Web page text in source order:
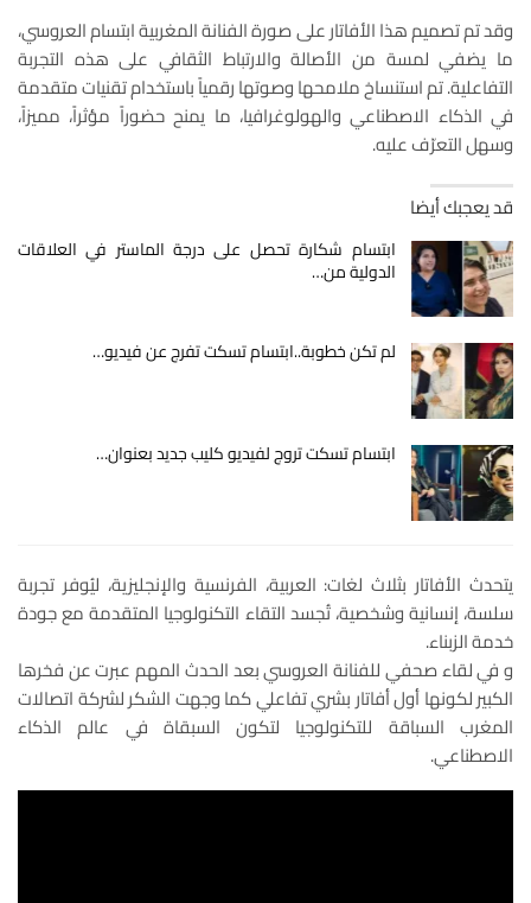
وقد تم تصميم هذا الأفاتار على صورة الفنانة المغربية ابتسام العروسي،
ما يضفي لمسة من الأصالة والارتباط الثقافي على هذه التجربة
التفاعلية. تم استنساخ ملامحها وصوتها رقمياً باستخدام تقنيات متقدمة
في الذكاء الاصطناعي والهولوغرافيا، ما يمنح حضوراً مؤثراً، مميزاً،
وسهل التعرّف عليه.
قد يعجبك أيضا
ابتسام شكارة تحصل على درجة الماستر في العلاقات
الدولية من…
لم تكن خطوبة..ابتسام تسكت تفرج عن فيديو…
ابتسام تسكت تروج لفيديو كليب جديد بعنوان…
يتحدث الأفاتار بثلاث لغات: العربية، الفرنسية والإنجليزية، ليُوفر تجربة
سلسة، إنسانية وشخصية، تُجسد التقاء التكنولوجيا المتقدمة مع جودة
خدمة الزبناء.
و في لقاء صحفي للفنانة العروسي بعد الحدث المهم عبرت عن فخرها
الكبير لكونها أول أفاتار بشري تفاعلي كما وجهت الشكر لشركة اتصالات
المغرب السباقة للتكنولوجيا لتكون السبقاة في عالم الذكاء
الاصطناعي.